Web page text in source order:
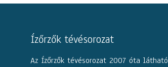
Ízőrzők tévésorozat
Az Ízőrzők tévésorozat 2007 óta látható